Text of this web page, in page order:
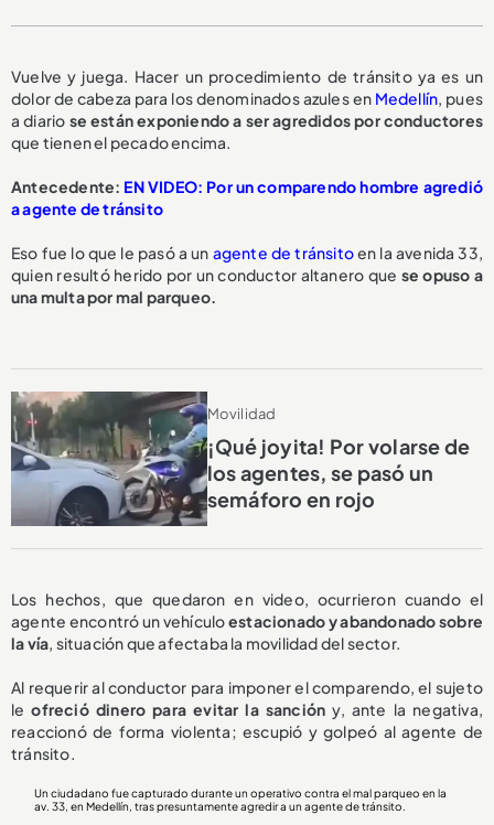
Vuelve y juega. Hacer un procedimiento de tránsito ya es un
dolor de cabeza para los denominados azules en Medellín, pues
a diario se están exponiendo a seragredidos por conductores
que tienen el pecado encima.
Antecedente: EN VIDEO: Por un comparendo hombre agredió
a agente de tránsito
Eso fue lo que le pasó a un agente de tránsitoen la avenida 33,
quien resultó herido por un conductor altanero que se opuso a
una multapor mal parqueo.
Movilidad
¡Qué joyita! Por volarse de
los agentes, se pasó un
semáforo en rojo
Los hechos, que quedaron en video, ocurrieron cuando el
agente encontró un vehículoestacionado y abandonado sobre
la vía, situación que afectaba la movilidad del sector.
Al requerir al conductor para imponer el comparendo, el sujeto
leofreció dinero para evitar la sanción y, ante la negativa,
reaccionó de forma violenta; escupió y golpeó al agente de
tránsito.
Un ciudadano fue capturado durante un operativo contra el mal parqueo en la
av. 33, en Medellín, tras presuntamente agredir a un agente de tránsito.